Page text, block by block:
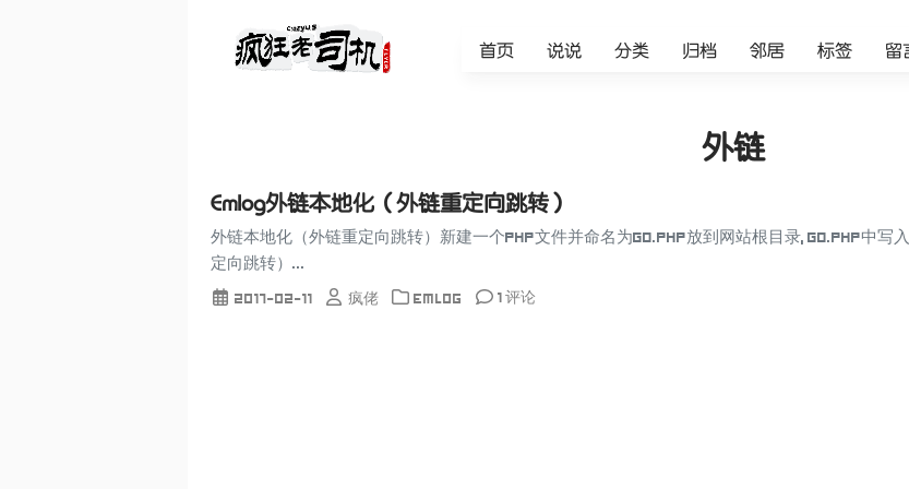
首页 说说 分类 归档 邻居 标签 留
外链
Emlog外链本地化（外链重定向跳转）
外链本地化（外链重定向跳转）新建一个php文件并命名为go.php放到网站根目录, go.php中写
定向跳转）...
2017-02-11 疯佬 Emlog 1 评论